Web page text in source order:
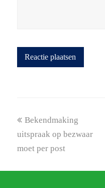
previous
post:
Bekendmaking
uitspraak op bezwaar
moet per post